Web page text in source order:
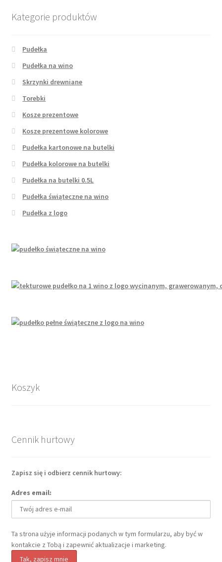
Kategorie produktów
Pudełka
Pudełka na wino
Skrzynki drewniane
Torebki
Kosze prezentowe
Kosze prezentowe kolorowe
Pudełka kartonowe na butelki
Pudełka kolorowe na butelki
Pudełka na butelki 0.5L
Pudełka świąteczne na wino
Pudełka z logo
Koszyk
Cennik hurtowy
Zapisz się i odbierz cennik hurtowy:
Adres email:
Ta strona użyje informacji podanych w tym formularzu, aby być w
kontakcie z Tobą i zapewnić aktualizacje i marketing.